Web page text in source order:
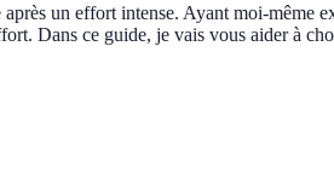
un effort intense. Ayant moi-même
Dans ce guide, je vais vous aider à